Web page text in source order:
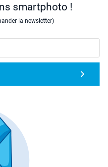
smartphoto !
la newsletter)